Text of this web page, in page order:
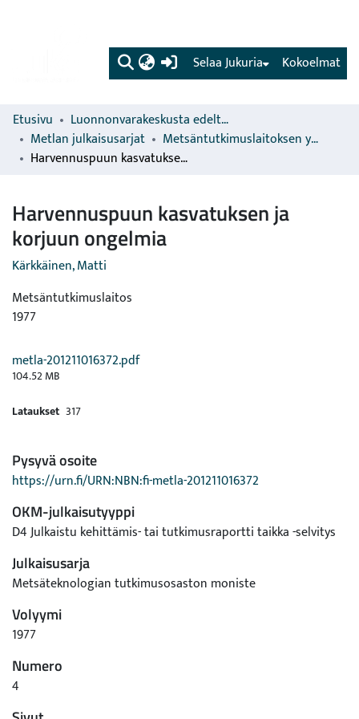
(current) Kokoelmat
Selaa Jukuria
Etusivu
Luonnonvarakeskusta edeltävien organisaatioiden sarjat
Metlan julkaisusarjat
Metsäntutkimuslaitoksen yksiköiden ja osastojen julkaisut
Harvennuspuun kasvatuksen ja korjuun ongelmia
Harvennuspuun kasvatuksen ja
korjuun ongelmia
Kärkkäinen, Matti
Metsäntutkimuslaitos
1977
metla-201211016372.pdf
104.52 MB
Lataukset 317
Pysyvä osoite
https://urn.fi/URN:NBN:fi-metla-201211016372
OKM-julkaisutyyppi
D4 Julkaistu kehittämis- tai tutkimusraportti taikka -selvitys
Julkaisusarja
Metsäteknologian tutkimusosaston moniste
Volyymi
1977
Numero
4